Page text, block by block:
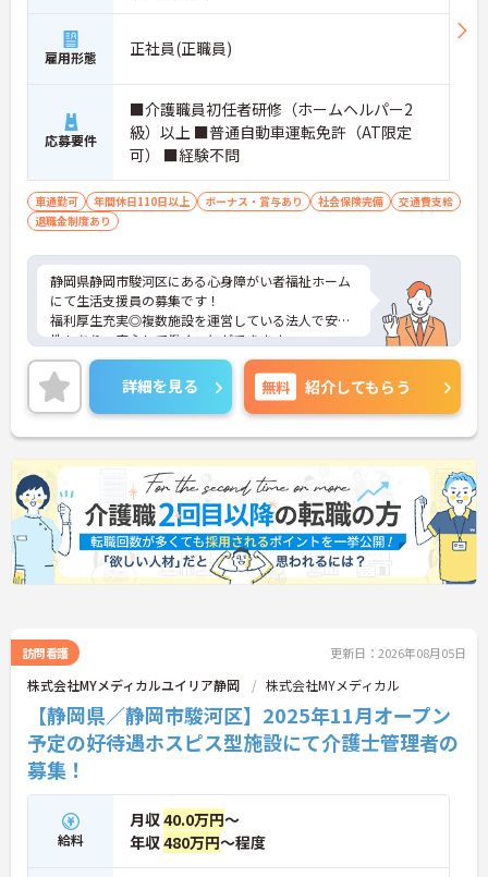
雇用形態 正社員(正職員)
応募要件
■介護職員初任者研修（ホームヘルパー2
級）以上 ■普通自動車運転免許（AT限定
可） ■経験不問
車通勤可 年間休日110日以上 ボーナス・賞与あり 社会保険完備
交通費支給
退職金制度あり
静岡県静岡市駿河区にある心身障がい者福祉ホーム
にて生活支援員の募集です！
福利厚生充実◎複数施設を運営している法人で安定
性もあり、安心して働くことができます。
年間休日120日以上としっかりお休みも取得できる
ので、ワークライフバランスを大切にしたい方にオ
ススメです◎
ご興味のある方には、面接対策ポイントなど、さら
に詳細をお話しいたしますのでお気軽にご相談くだ
さい！
詳細を見る 無料 紹介してもらう
訪問看護 更新日：2026年08月05日
株式会社MYメディカルユイリア静岡 株式会社MYメディカル
【静岡県／静岡市駿河区】2025年11月オープン
予定の好待遇ホスピス型施設にて介護士管理者の
募集！
給料
月収40.0万円～
年収480万円～程度